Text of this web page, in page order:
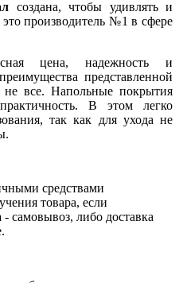
создана, чтобы удивлять и
производитель №1 в сфере
цена, надежность и
представленной
все. Напольные покрытия
В этом легко
так как для ухода не
средствами
товара, если
самовывоз, либо доставка